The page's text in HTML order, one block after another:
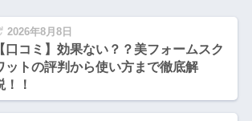
2026年8月8日
【口コミ】効果ない？？美フォームスク
ットの評判から使い方まで徹底解
！！